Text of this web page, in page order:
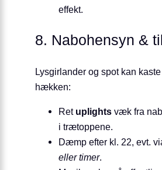
effekt.
8. Nabohensyn &
Lysgirlander og spot kan
hækken:
Ret uplights væk fra
i trætoppene.
Dæmp efter kl. 22, evt.
eller timer.